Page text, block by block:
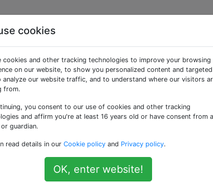
und Warnung:
Scheibe
Arrays:
für beide zurückkehrt a und b :
cookies
cookies and other tracking technologies to improve your browsing
on our website, to show you personalized content and targeted
analyze our website traffic, and to understand where our visitors
from.
you consent to our use of cookies and other tracking
and affirm you're at least 16 years old or have consent from a
guardian.
read details in our Cookie policy and Privacy policy.
OK, enter website!